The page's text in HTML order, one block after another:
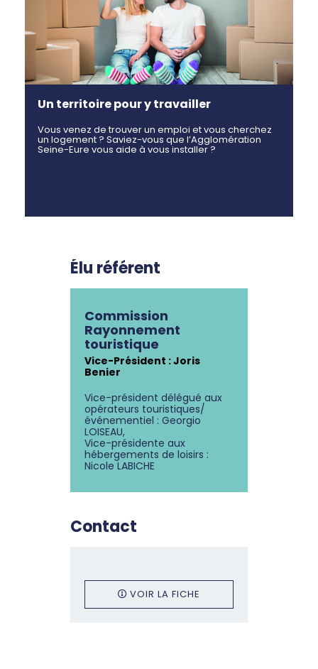
Un territoire pour y travailler
Vous venez de trouver un emploi et vous cherchez
un logement ? Saviez-vous que l’Agglomération
Seine-Eure vous aide à vous installer ?
Élu référent
Commission
Rayonnement
touristique
Vice-Président : Joris
Benier
Vice-président délégué aux
opérateurs touristiques/
événementiel : Georgio
LOISEAU,
Vice-présidente aux
hébergements de loisirs :
Nicole LABICHE
Contact
VOIR LA FICHE